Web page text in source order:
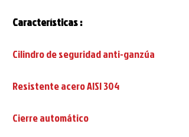
Características :
Cilindro de seguridad anti-ganzúa
Resistente acero AISI 304
Cierre automático